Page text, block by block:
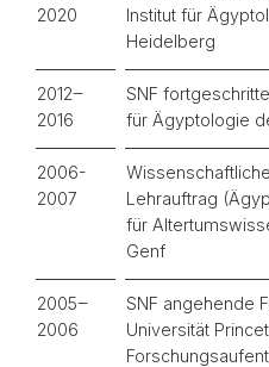
2020
Institut für
Heidelberg
2012‒
2016
SNF
für Ägyptologie
2006-
2007
Lehrauftrag
für
Genf
2005‒
2006
SNF angehende
Universität